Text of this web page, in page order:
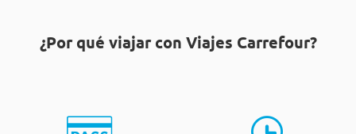
¿Por qué viajar con Viajes Carrefour?